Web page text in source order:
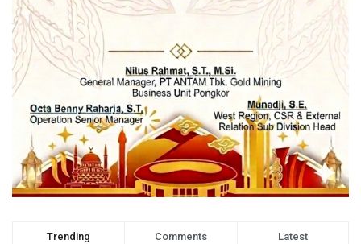
Trending Comments Latest